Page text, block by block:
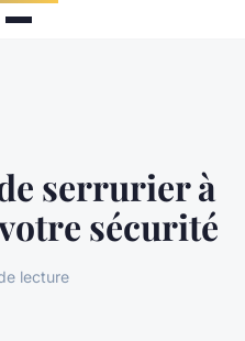
serrurier à
sécurité
lecture